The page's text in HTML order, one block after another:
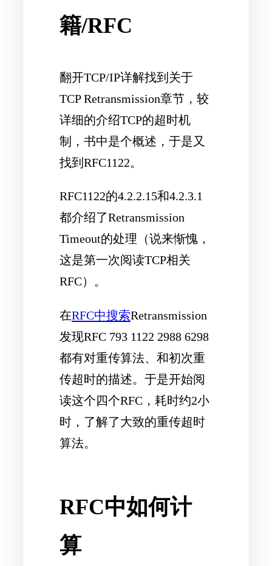
籍/RFC
翻开TCP/IP详解找到关于
TCP Retransmission章节，较
详细的介绍TCP的超时机
制，书中是个概述，于是又
找到RFC1122。
RFC1122的4.2.2.15和4.2.3.1
都介绍了Retransmission
Timeout的处理（说来惭愧，
这是第一次阅读TCP相关
RFC）。
在RFC中搜索Retransmission
发现RFC 793 1122 2988 6298
都有对重传算法、和初次重
传超时的描述。于是开始阅
读这个四个RFC，耗时约2小
时，了解了大致的重传超时
算法。
RFC中如何计
算